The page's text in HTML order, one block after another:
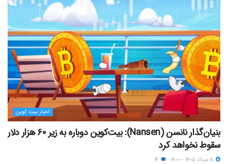
اخبار بیت کوین
بنیان‌گذار نانسن (Nansen): بیت‌کوین دوباره به زیر ۶۰ هزار دلار
سقوط نخواهد کرد